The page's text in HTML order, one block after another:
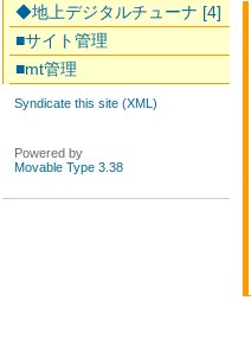
◆地上デジタルチューナ [4]
■サイト管理
■mt管理
Syndicate this site (XML)
Powered by
Movable Type 3.38